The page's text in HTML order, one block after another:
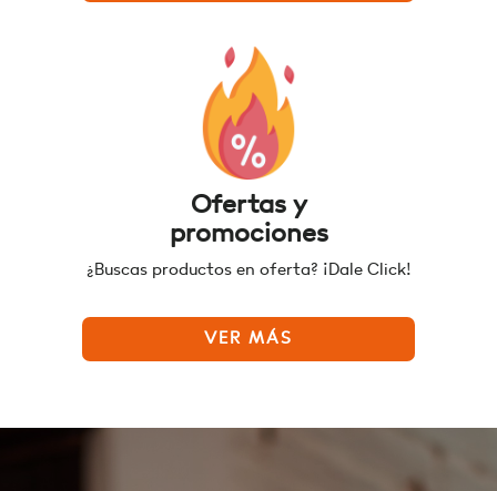
Ofertas y
promociones
¿Buscas productos en oferta? ¡Dale Click!
VER MÁS